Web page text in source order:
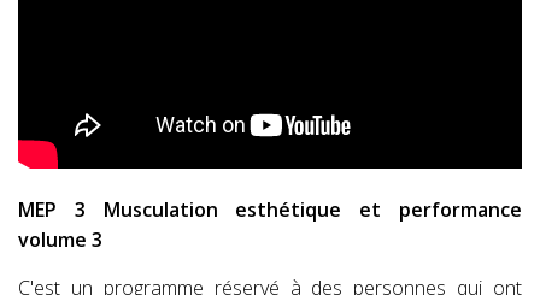
MEP 3 Musculation esthétique et performance
volume 3
C'est un programme réservé à des personnes qui ont